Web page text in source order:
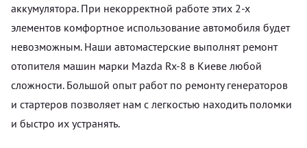
аккумулятора. При некорректной работе этих 2-х
элементов комфортное использование автомобиля будет
невозможным. Наши автомастерские выполнят ремонт
отопителя машин марки Mazda Rx-8 в Киеве любой
сложности. Большой опыт работ по ремонту генераторов
и стартеров позволяет нам с легкостью находить поломки
и быстро их устранять.